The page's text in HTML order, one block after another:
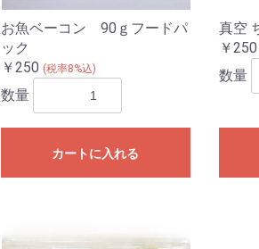
お魚ベーコン 90ｇフードパ
ック
￥250 (税率8%込)
数量
カートに入れる
真空
￥250
数量